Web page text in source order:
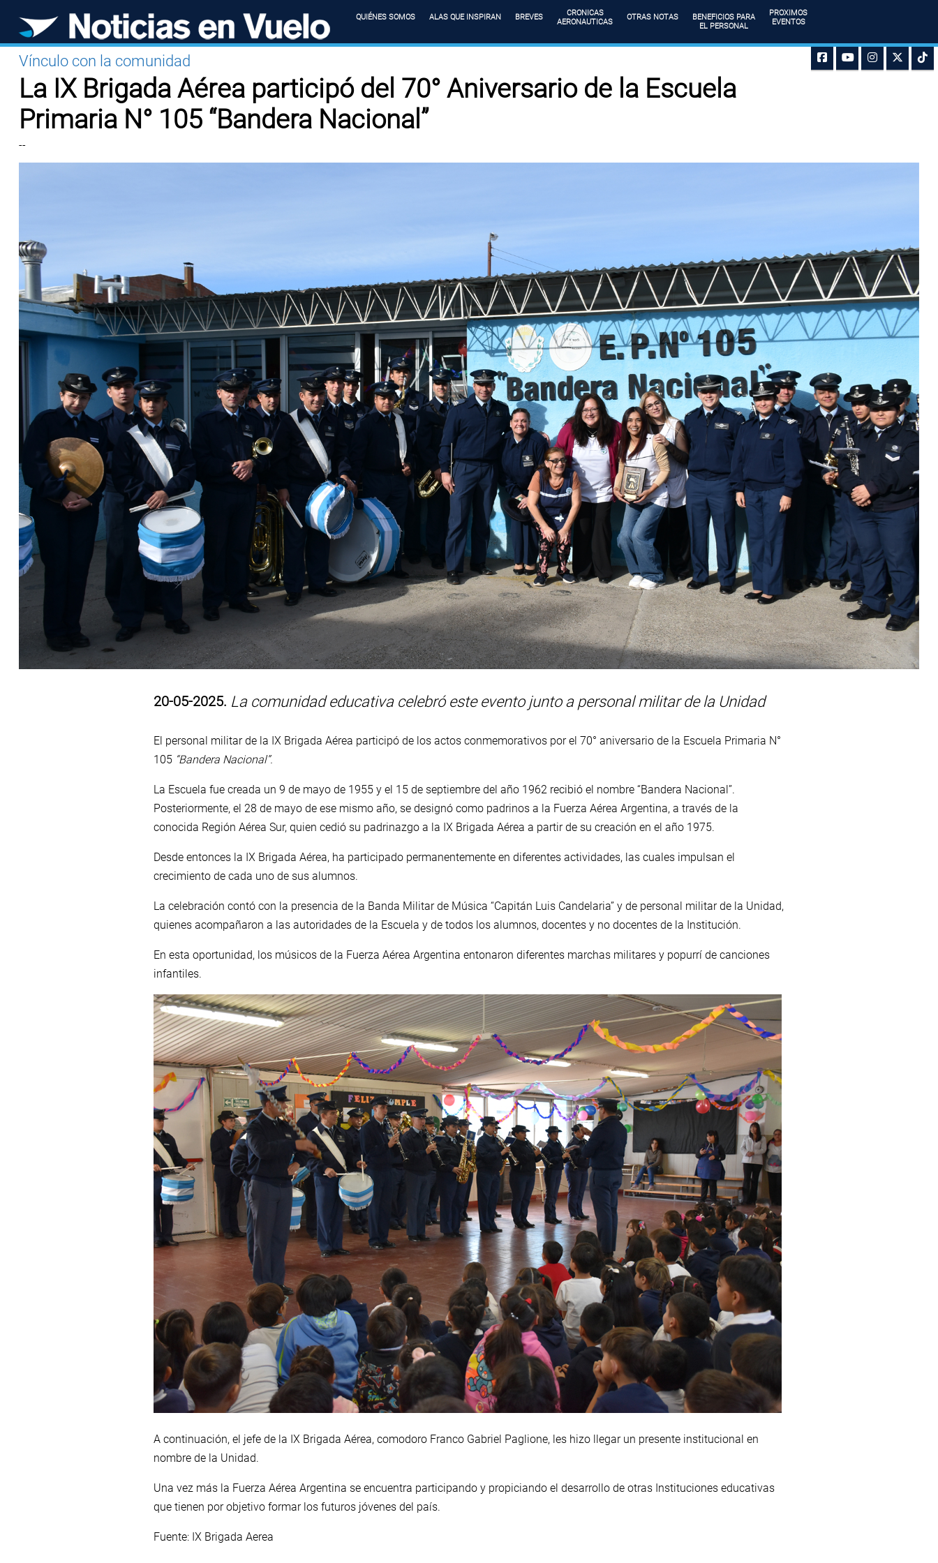
QUIÉNES SOMOS ALAS QUE INSPIRAN BREVES
CRONICAS
AERONAUTICAS
OTRAS NOTAS
BENEFICIOS PARA
EL PERSONAL
PROXIMOS
EVENTOS
Vínculo con la comunidad
La IX Brigada Aérea participó del 70° Aniversario de la Escuela
Primaria N° 105 “Bandera Nacional”
--
20-05-2025. La comunidad educativa celebró este evento junto a personal militar de la Unidad
El personal militar de la IX Brigada Aérea participó de los actos conmemorativos por el 70° aniversario de la Escuela Primaria N°
105 “Bandera Nacional”.
La Escuela fue creada un 9 de mayo de 1955 y el 15 de septiembre del año 1962 recibió el nombre “Bandera Nacional”.
Posteriormente, el 28 de mayo de ese mismo año, se designó como padrinos a la Fuerza Aérea Argentina, a través de la
conocida Región Aérea Sur, quien cedió su padrinazgo a la IX Brigada Aérea a partir de su creación en el año 1975.
Desde entonces la IX Brigada Aérea, ha participado permanentemente en diferentes actividades, las cuales impulsan el
crecimiento de cada uno de sus alumnos.
La celebración contó con la presencia de la Banda Militar de Música “Capitán Luis Candelaria” y de personal militar de la Unidad,
quienes acompañaron a las autoridades de la Escuela y de todos los alumnos, docentes y no docentes de la Institución.
En esta oportunidad, los músicos de la Fuerza Aérea Argentina entonaron diferentes marchas militares y popurrí de canciones
infantiles.
A continuación, el jefe de la IX Brigada Aérea, comodoro Franco Gabriel Paglione, les hizo llegar un presente institucional en
nombre de la Unidad.
Una vez más la Fuerza Aérea Argentina se encuentra participando y propiciando el desarrollo de otras Instituciones educativas
que tienen por objetivo formar los futuros jóvenes del país.
Fuente: IX Brigada Aerea